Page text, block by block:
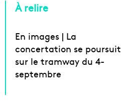
À relire
En images | La
concertation se poursuit
sur le tramway du 4-
septembre